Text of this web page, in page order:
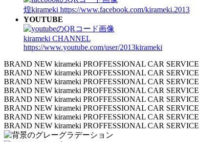
煌kirameki https://www.facebook.com/kirameki.2013
YOUTUBE
kirameki CHANNEL
https://www.youtube.com/user/2013kirameki
BRAND NEW kirameki PROFFESSIONAL CAR SERVICE
BRAND NEW kirameki PROFFESSIONAL CAR SERVICE
BRAND NEW kirameki PROFFESSIONAL CAR SERVICE
BRAND NEW kirameki PROFFESSIONAL CAR SERVICE
BRAND NEW kirameki PROFFESSIONAL CAR SERVICE
BRAND NEW kirameki PROFFESSIONAL CAR SERVICE
BRAND NEW kirameki PROFFESSIONAL CAR SERVICE
BRAND NEW kirameki PROFFESSIONAL CAR SERVICE